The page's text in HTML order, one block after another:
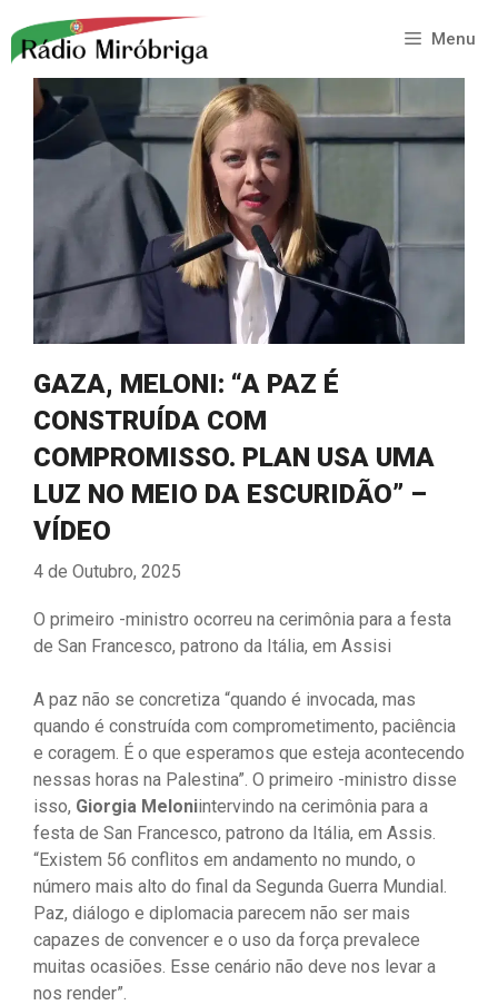
para
conteúdo
Menu
GAZA, MELONI: “A PAZ É
CONSTRUÍDA COM
COMPROMISSO. PLAN USA UMA
LUZ NO MEIO DA ESCURIDÃO” –
VÍDEO
4 de Outubro, 2025
O primeiro -ministro ocorreu na cerimônia para a festa
de San Francesco, patrono da Itália, em Assisi
A paz não se concretiza “quando é invocada, mas
quando é construída com comprometimento, paciência
e coragem. É o que esperamos que esteja acontecendo
nessas horas na Palestina”. O primeiro -ministro disse
isso, Giorgia Meloniintervindo na cerimônia para a
festa de San Francesco, patrono da Itália, em Assis.
“Existem 56 conflitos em andamento no mundo, o
número mais alto do final da Segunda Guerra Mundial.
Paz, diálogo e diplomacia parecem não ser mais
capazes de convencer e o uso da força prevalece
muitas ocasiões. Esse cenário não deve nos levar a
nos render”.